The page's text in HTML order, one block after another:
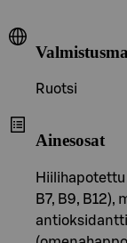
Ruotsi
Ainesosat
Hiilihapotettu
B7, B9,